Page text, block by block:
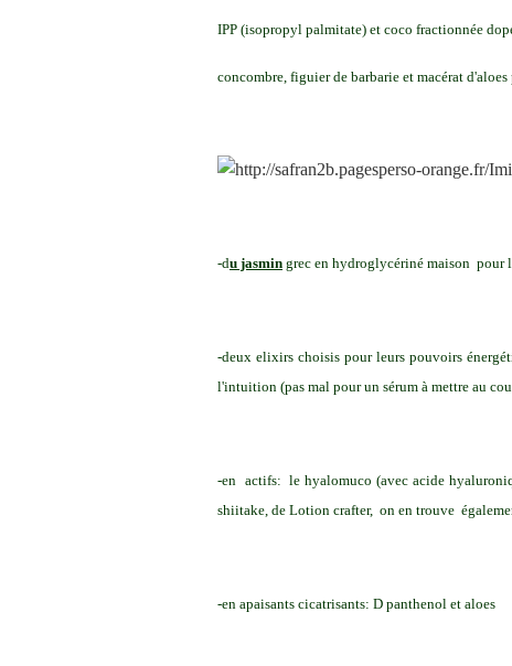
IPP (isopropyl palmitate) et coco fractionnée
concombre, figuier de barbarie et macérat
-du jasmin grec en hydroglycériné maison pour
-deux elixirs choisis pour leurs pouvoirs
l'intuition (pas mal pour un sérum à mettre au
-en actifs: le hyalomuco (avec acide
shiitake, de Lotion crafter, on en trouve
-en apaisants cicatrisants: D panthenol et aloes